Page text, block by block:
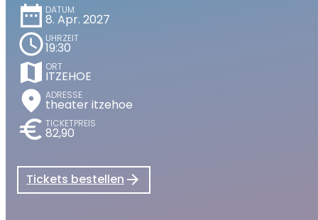
date_range DATUM
8. Apr. 2027
schedule UHRZEIT
19:30
map ORT
ITZEHOE
place ADRESSE
theater itzehoe
euro TICKETPREIS
82,90
Tickets bestellen